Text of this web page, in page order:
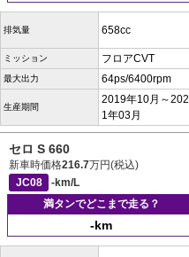
排気量 658cc
ミッション フロアCVT
最大出力 64ps/6400rpm
生産期間
2019年10月～202
1年03月
セロ S 660
新車時価格216.7万円(税込)
JC08
-km/L
満タンでどこまで走る？
-km